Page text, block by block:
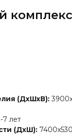
комплекс
(ДхШхВ):
7 лет
(ДхШ):